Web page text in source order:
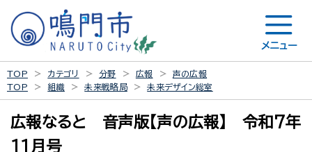
メニュー
TOP カテゴリ 分野 広報
声の広報
TOP
組織 未来戦略局 未来デザイン総室
広報なると 音声版【声の広報】 令和7年
11月号